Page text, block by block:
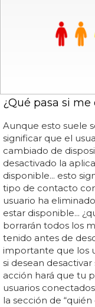
¿Qué pasa si
Aunque esto suele
significar que el
cambiado de
desactivado la
disponible... esto
tipo de contacto
usuario ha
estar disponible...
borrarán todos los
tenido antes de
importante que los
si desean
acción hará que tu
usuarios
la sección de “quién